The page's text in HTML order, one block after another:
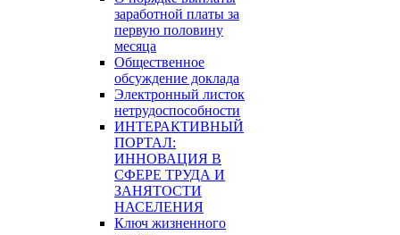
заработной платы за
первую половину
месяца
Общественное
обсуждение доклада
Электронный листок
нетрудоспособности
ИНТЕРАКТИВНЫЙ
ПОРТАЛ:
ИННОВАЦИЯ В
СФЕРЕ ТРУДА И
ЗАНЯТОСТИ
НАСЕЛЕНИЯ
Ключ жизненного